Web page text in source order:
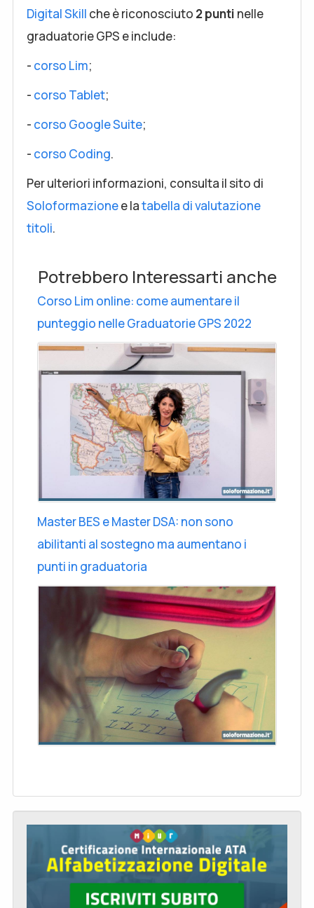
Digital Skill che è riconosciuto 2 punti nelle
graduatorie GPS e include:
- corso Lim;
- corso Tablet;
- corso Google Suite;
- corso Coding.
Per ulteriori informazioni, consulta il sito di
Soloformazionee latabella di valutazione
titoli.
Potrebbero Interessarti anche
Corso Lim online: come aumentare il
punteggio nelle Graduatorie GPS 2022
Master BES e Master DSA: non sono
abilitanti al sostegno ma aumentano i
punti in graduatoria